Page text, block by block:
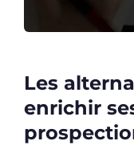
Les
enrichir